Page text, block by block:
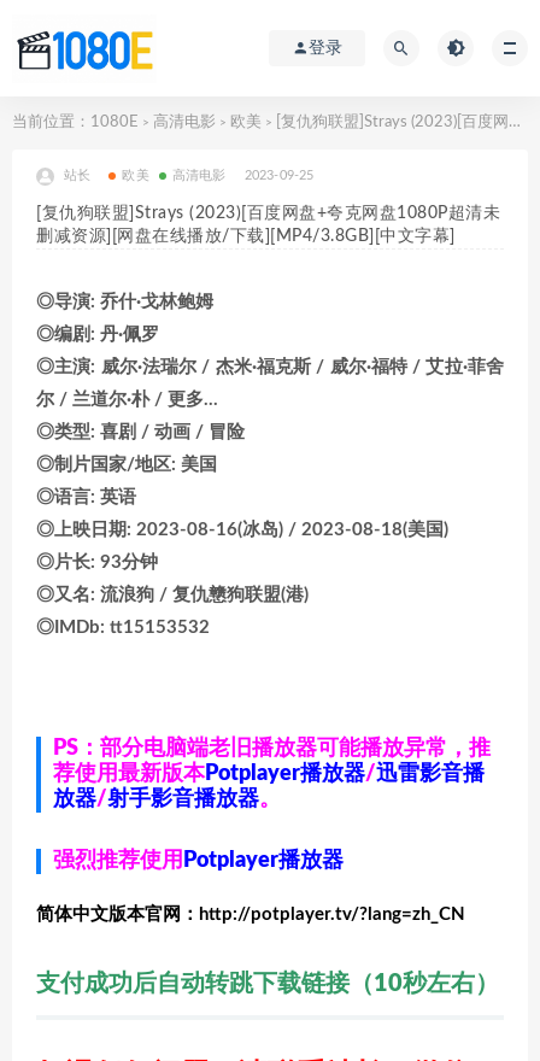
登录
当前位置： 1080E > 高清电影 > 欧美 > [复仇狗联盟]Strays (2023)[百度网盘+夸克网盘1080P超清未删减资源][网盘在线播放/下载][MP4/3.8GB][中文字幕]
站长 欧美 高清电影 2023-09-25
[复仇狗联盟]Strays (2023)[百度网盘+夸克网盘1080P超清未
删减资源][网盘在线播放/下载][MP4/3.8GB][中文字幕]
◎导演: 乔什·戈林鲍姆
◎编剧: 丹·佩罗
◎主演: 威尔·法瑞尔 / 杰米·福克斯 / 威尔·福特 / 艾拉·菲舍
尔 / 兰道尔·朴 / 更多…
◎类型: 喜剧 / 动画 / 冒险
◎制片国家/地区: 美国
◎语言: 英语
◎上映日期: 2023-08-16(冰岛) / 2023-08-18(美国)
◎片长: 93分钟
◎又名: 流浪狗 / 复仇戆狗联盟(港)
◎IMDb: tt15153532
PS：部分电脑端老旧播放器可能播放异常，推
荐使用最新版本Potplayer播放器/迅雷影音播
放器/射手影音播放器。
强烈推荐使用 Potplayer播放器
简体中文版本官网：http://potplayer.tv/?lang=zh_CN
支付成功后自动转跳下载链接（10秒左右）